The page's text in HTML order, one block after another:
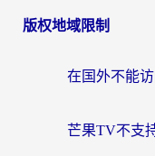
版权地域限制